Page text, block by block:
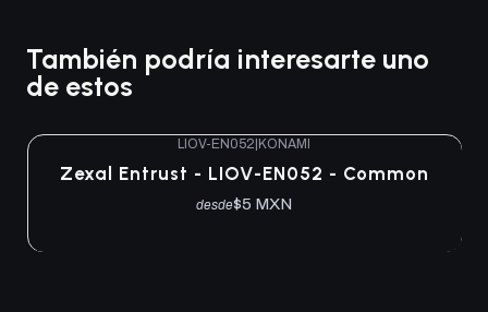
También podría interesarte uno
de estos
LIOV-EN052|KONAMI
Zexal Entrust - LIOV-EN052 - Common
desde$5 MXN